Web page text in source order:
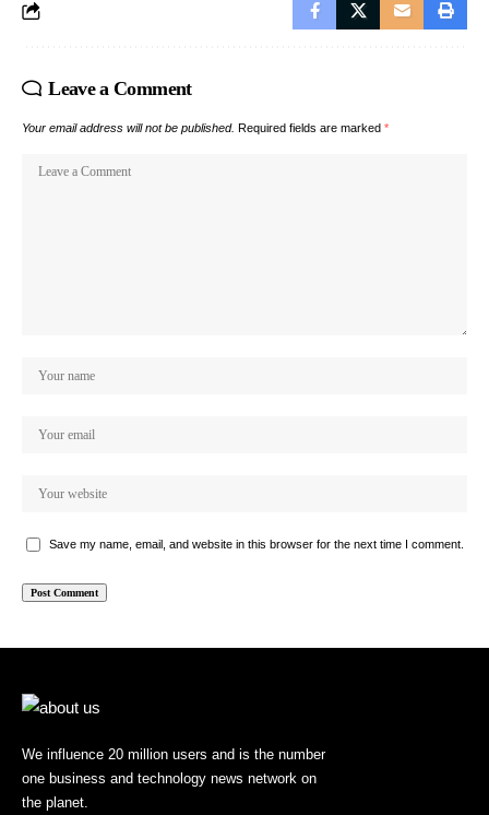
Leave a Comment
Your email address will not be published. Required fields are marked *
Save my name, email, and website in this browser for the next time I comment.
We influence 20 million users and is the number
one business and technology news network on
the planet.